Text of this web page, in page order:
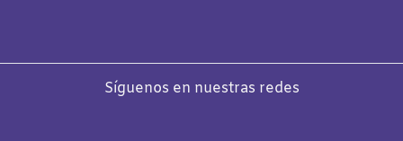
Síguenos en nuestras redes